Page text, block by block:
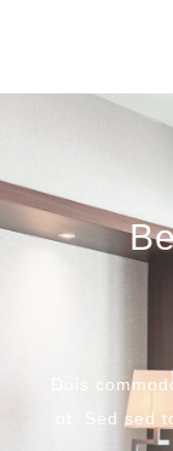
Duis
ut. Sed sed